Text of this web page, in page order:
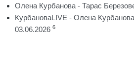
Олена Курбанова - Тарас
КурбановаLIVE - Олена
03.06.2026 6